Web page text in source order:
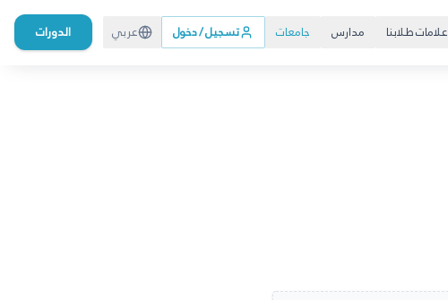
علامات طلابنا مدارس جامعات تسجيل / دخول عربي الدورات